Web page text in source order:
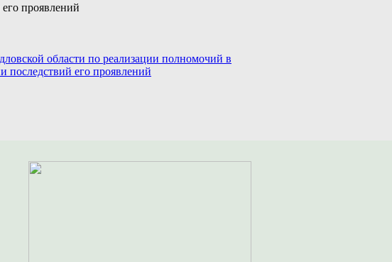
проявлений
области по реализации полномочий в
последствий его проявлений